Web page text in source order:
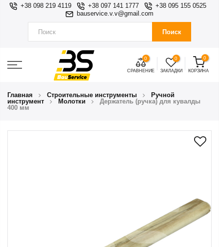
+38 098 219 4119 +38 097 141 1777
+38 095 155 0525
bauservice.v.v@gmail.com
Поиск
0
СРАВНЕНИЕ
0
ЗАКЛАДКИ
0
КОРЗИНА
Главная Строительные инструменты
Ручной
инструмент
Молотки
Держатель (ручка) для кувалды
400 мм